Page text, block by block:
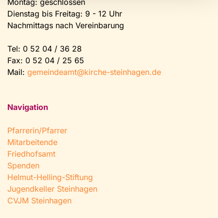
Montag: geschlossen
Dienstag bis Freitag: 9 - 12 Uhr
Nachmittags nach Vereinbarung
Tel: 0 52 04 / 36 28
Fax: 0 52 04 / 25 65
Mail: gemeindeamt@kirche-steinhagen.de
Navigation
Pfarrerin/Pfarrer
Mitarbeitende
Friedhofsamt
Spenden
Helmut-Helling-Stiftung
Jugendkeller Steinhagen
CVJM Steinhagen